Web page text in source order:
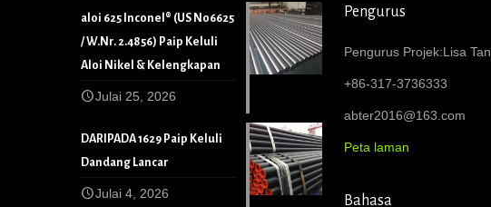
aloi 625 Inconel® (US N06625
/ W.Nr. 2.4856) Paip Keluli
Aloi Nikel & Kelengkapan
Julai 25, 2026
DARIPADA 1629 Paip Keluli
Dandang Lancar
Julai 4, 2026
Pengurus
Pengurus Projek:Lisa Tan
+86-317-3736333
abter2016@163.com
Peta laman
Bahasa